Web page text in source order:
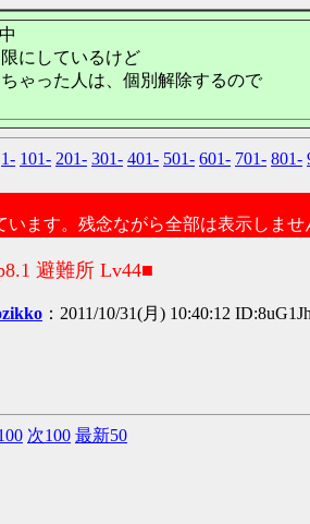
にしているけど
ゃった人は、個別解除するので
1- 101- 201- 301- 401- 501- 601- 701- 801-
います。残念ながら全部は表示しませ
避難所 Lv44■
：2011/10/31(月) 10:40:12
次100 最新50